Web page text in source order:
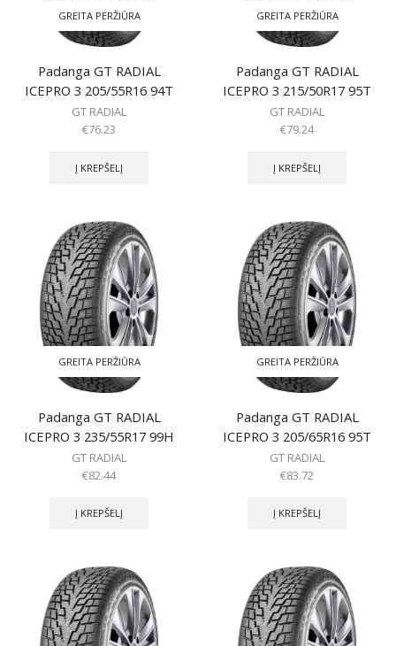
GREITA PERŽIŪRA
Padanga GT RADIAL
ICEPRO 3 205/55R16 94T
GT RADIAL
€76.23
Į KREPŠELĮ
GREITA PERŽIŪRA
Padanga GT RADIAL
ICEPRO 3 215/50R17 95T
GT RADIAL
€79.24
Į KREPŠELĮ
GREITA PERŽIŪRA
Padanga GT RADIAL
ICEPRO 3 235/55R17 99H
GT RADIAL
€82.44
Į KREPŠELĮ
GREITA PERŽIŪRA
Padanga GT RADIAL
ICEPRO 3 205/65R16 95T
GT RADIAL
€83.72
Į KREPŠELĮ